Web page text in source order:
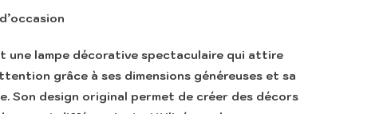
une lampe décorative spectaculaire qui attire
grâce à ses dimensions généreuses et sa
Son design original permet de créer des décors